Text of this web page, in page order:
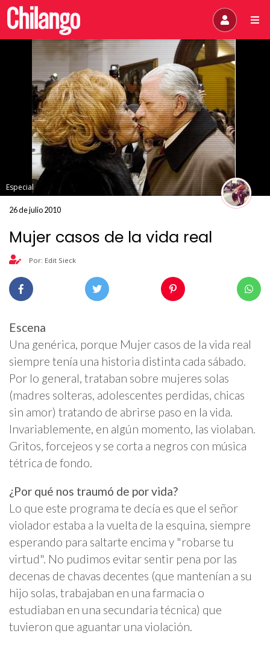
Especial
26 de julio 2010
Mujer casos de la vida real
Por: Edit Sieck
Escena
Una genérica, porque Mujer casos de la vida real
siempre tenía una historia distinta cada sábado.
Por lo general, trataban sobre mujeres solas
(madres solteras, adolescentes perdidas, chicas
sin amor) tratando de abrirse paso en la vida.
Invariablemente, en algún momento, las violaban.
Gritos, forcejeos y se corta a negros con música
tétrica de fondo.
¿Por qué nos traumó de por vida?
Lo que este programa te decía es que el señor
violador estaba a la vuelta de la esquina, siempre
esperando para saltarte encima y "robarse tu
virtud". No pudimos evitar sentir pena por las
decenas de chavas decentes (que mantenían a su
hijo solas, trabajaban en una farmacia o
estudiaban en una secundaria técnica) que
tuvieron que aguantar una violación.